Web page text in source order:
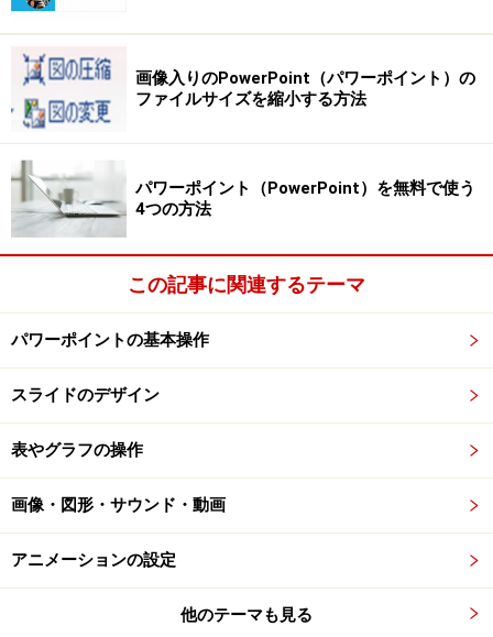
「PowerPointのオプション」画面が表示されたら、左側
の「詳細設定」をクリックし、右側の「終了時に、イン
ク注釈を保持するか確認する」
フにします。
「スライドショー」のグループでは、スライドショーに関す
る項目を設定できる。
最後に「OK」ボタンをクリックすると、設定が終了で
す。
※記事内容は執筆時点のものです。最新の内容をご確認くださ
い。
※OSやアプリ、ソフトのバージョンによっては画面表示、操作方
法が異なる可能性があります。
画像入りのPowerPoint（パワーポイント）の
ファイルサイズを縮小する方法
パワーポイント（PowerPoint）を無料で使う
4つの方法
この記事に関連するテーマ
パワーポイントの基本操作
スライドのデザイン
表やグラフの操作
画像・図形・サウンド・動画
アニメーションの設定
他のテーマも見る